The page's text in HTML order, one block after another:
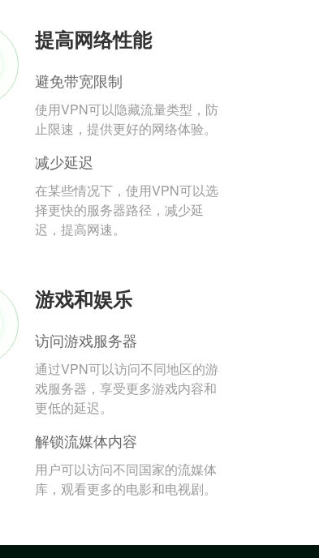
提高网络性能
避免带宽限制
使用VPN可以隐藏流量类型，防
止限速，提供更好的网络体验。
减少延迟
在某些情况下，使用VPN可以选
择更快的服务器路径，减少延
迟，提高网速。
游戏和娱乐
访问游戏服务器
通过VPN可以访问不同地区的游
戏服务器，享受更多游戏内容和
更低的延迟。
解锁流媒体内容
用户可以访问不同国家的流媒体
库，观看更多的电影和电视剧。